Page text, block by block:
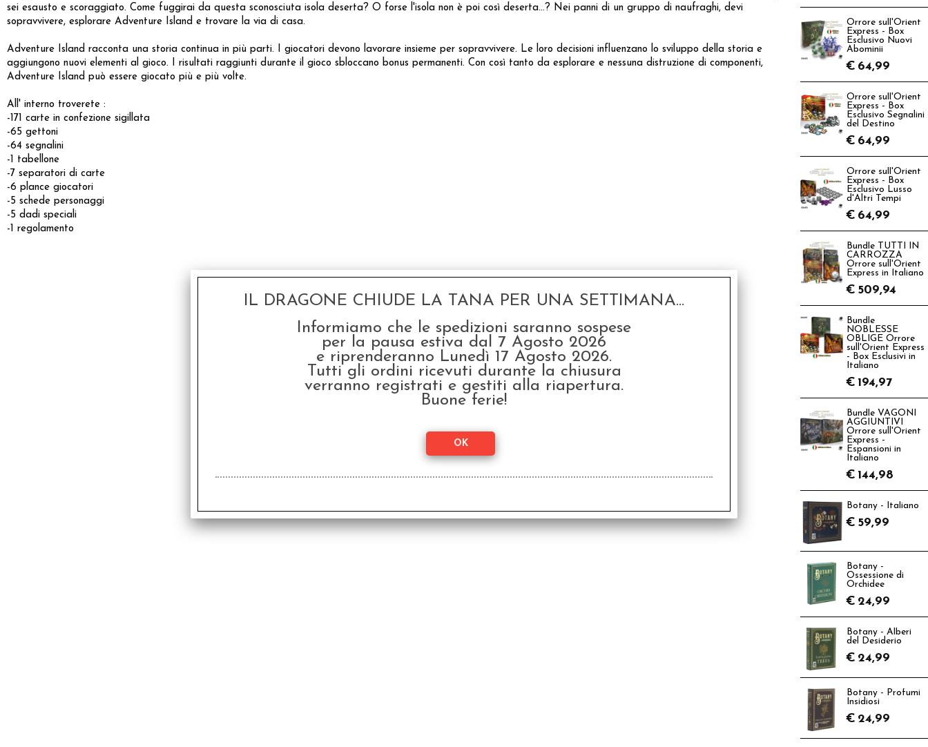
sei esausto e scoraggiato. Come fuggirai da questa sconosciuta isola deserta? O forse l'isola non è poi così deserta…? Nei panni di un gruppo di naufraghi, devi
sopravvivere, esplorare Adventure Island e trovare la via di casa.
Adventure Island racconta una storia continua in più parti. I giocatori devono lavorare insieme per sopravvivere. Le loro decisioni influenzano lo sviluppo della storia e
aggiungono nuovi elementi al gioco. I risultati raggiunti durante il gioco sbloccano bonus permanenti. Con così tanto da esplorare e nessuna distruzione di componenti,
Adventure Island può essere giocato più e più volte.
All' interno troverete :
-171 carte in confezione sigillata
-65 gettoni
-64 segnalini
-1 tabellone
-7 separatori di carte
-6 plance giocatori
-5 schede personaggi
-5 dadi speciali
-1 regolamento
Orrore sull'Orient
Express - Box
Esclusivo Nuovi
Abominii
€ 64,99
Orrore sull'Orient
Express - Box
Esclusivo Segnalini
del Destino
€ 64,99
Orrore sull'Orient
Express - Box
Esclusivo Lusso
d'Altri Tempi
€ 64,99
Bundle TUTTI IN
CARROZZA
Orrore sull'Orient
Express in Italiano
€ 509,94
Bundle
NOBLESSE
OBLIGE Orrore
sull'Orient Express
- Box Esclusivi in
Italiano
€ 194,97
Bundle VAGONI
AGGIUNTIVI
Orrore sull'Orient
Express -
Espansioni in
Italiano
€ 144,98
Botany - Italiano
€ 59,99
Botany -
Ossessione di
Orchidee
€ 24,99
Botany - Alberi
del Desiderio
€ 24,99
Botany - Profumi
Insidiosi
€ 24,99
IL DRAGONE CHIUDE LA TANA PER UNA SETTIMANA...
Informiamo che le spedizioni saranno sospese
per la pausa estiva dal 7 Agosto 2026
e riprenderanno Lunedì 17 Agosto 2026.
Tutti gli ordini ricevuti durante la chiusura
verranno registrati e gestiti alla riapertura.
Buone ferie!